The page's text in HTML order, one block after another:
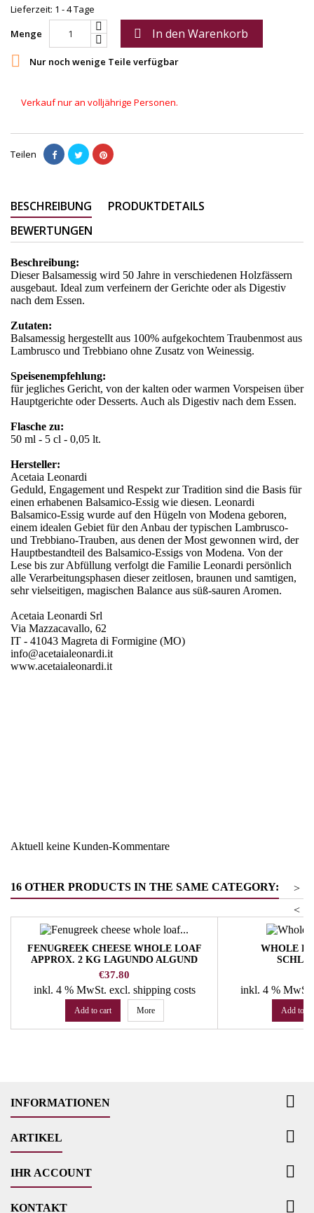
Lieferzeit: 1 - 4 Tage
Menge
 In den Warenkorb
 Nur noch wenige Teile verfügbar
Verkauf nur an volljährige Personen.
Teilen
BESCHREIBUNG
PRODUKTDETAILS
BEWERTUNGEN
Beschreibung:
Dieser Balsamessig wird 50 Jahre in verschiedenen Holzfässern
ausgebaut. Ideal zum verfeinern der Gerichte oder als Digestiv
nach dem Essen.
Zutaten:
Balsamessig hergestellt aus 100% aufgekochtem Traubenmost aus
Lambrusco und Trebbiano ohne Zusatz von Weinessig.
Speisenempfehlung:
für jegliches Gericht, von der kalten oder warmen Vorspeisen über
Hauptgerichte oder Desserts. Auch als Digestiv nach dem Essen.
Flasche zu:
50 ml - 5 cl - 0,05 lt.
Hersteller:
Acetaia Leonardi
Geduld, Engagement und Respekt zur Tradition sind die Basis für
einen erhabenen Balsamico-Essig wie diesen. Leonardi
Balsamico-Essig wurde auf den Hügeln von Modena geboren,
einem idealen Gebiet für den Anbau der typischen Lambrusco-
und Trebbiano-Trauben, aus denen der Most gewonnen wird, der
Hauptbestandteil des Balsamico-Essigs von Modena. Von der
Lese bis zur Abfüllung verfolgt die Familie Leonardi persönlich
alle Verarbeitungsphasen dieser zeitlosen, braunen und samtigen,
sehr vielseitigen, magischen Balance aus süß-sauren Aromen.
Acetaia Leonardi Srl
Via Mazzacavallo, 62
IT - 41043 Magreta di Formigine (MO)
info@acetaialeonardi.it
www.acetaialeonardi.it
Aktuell keine Kunden-Kommentare
16 OTHER PRODUCTS IN THE SAME CATEGORY:
>
<
FENUGREEK CHEESE WHOLE LOAF
APPROX. 2 KG LAGUNDO ALGUND
DAIRY
Price
€37.80
inkl. 4 % MwSt. excl. shipping costs
Add to cart More
WHOLE
inkl. 4 %
Add to
INFORMATIONEN 
ARTIKEL 
IHR ACCOUNT 
KONTAKT 